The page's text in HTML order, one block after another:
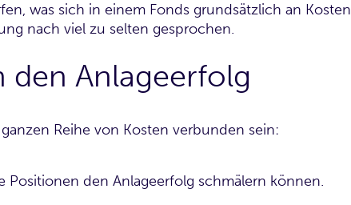
was sich in einem Fonds grundsätzlich an Kosten
nach viel zu selten gesprochen.
den Anlageerfolg
Reihe von Kosten verbunden sein:
den Anlageerfolg schmälern können.